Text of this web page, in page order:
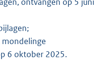
6 oktober 2025.